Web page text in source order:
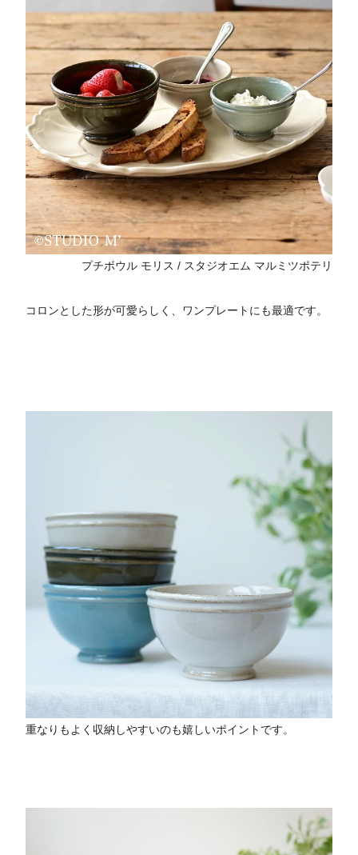
プチボウル モリス / スタジオエム マルミツポテリ
コロンとした形が可愛らしく、ワンプレートにも最適です。
重なりもよく収納しやすいのも嬉しいポイントです。